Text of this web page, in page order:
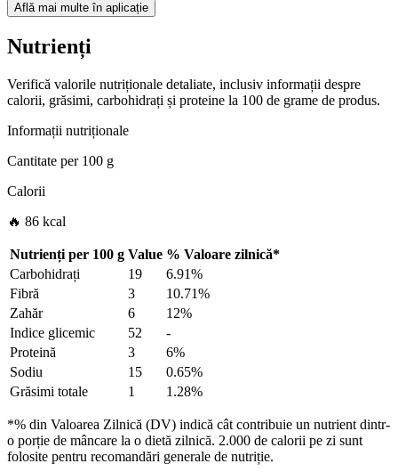
Află mai multe în aplicație
Nutrienți
Verifică valorile nutriționale detaliate, inclusiv informații despre
calorii, grăsimi, carbohidrați și proteine la 100 de grame de produs.
Informații nutriționale
Cantitate per100 g
Calorii
🔥 86 kcal
Nutrienți per 100 g Value % Valoare zilnică*
Carbohidrați
19
6.91%
Fibră
3
10.71%
Zahăr
6
12%
Indice glicemic
52
-
Proteină
3
6%
Sodiu
15
0.65%
Grăsimi totale
1 1.28%
*% din Valoarea Zilnică (DV) indică cât contribuie un nutrient dintr-
o porție de mâncare la o dietă zilnică. 2.000 de calorii pe zi sunt
folosite pentru recomandări generale de nutriție.